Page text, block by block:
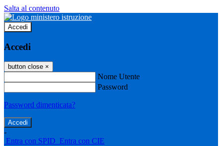
Salta al contenuto
Accedi
Accedi
button close ×
Nome Utente
Password
Password dimenticata?
-
Entra con SPID Entra con CIE